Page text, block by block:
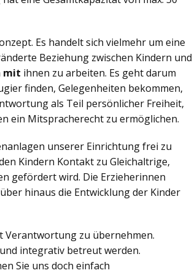
Es handelt sich vielmehr um eine
Beziehung zwischen Kindern und
mit ihnen zu arbeiten. Es geht darum
finden, Gelegenheiten bekommen,
als Teil persönlicher Freiheit,
ein Mitspracherecht zu ermöglichen.
unserer Einrichtung frei zu
Kindern Kontakt zu Gleichaltrige,
gefördert wird. Die Erzieherinnen
hinaus die Entwicklung der Kinder
Verantwortung zu übernehmen.
integrativ betreut werden.
Sie uns doch einfach